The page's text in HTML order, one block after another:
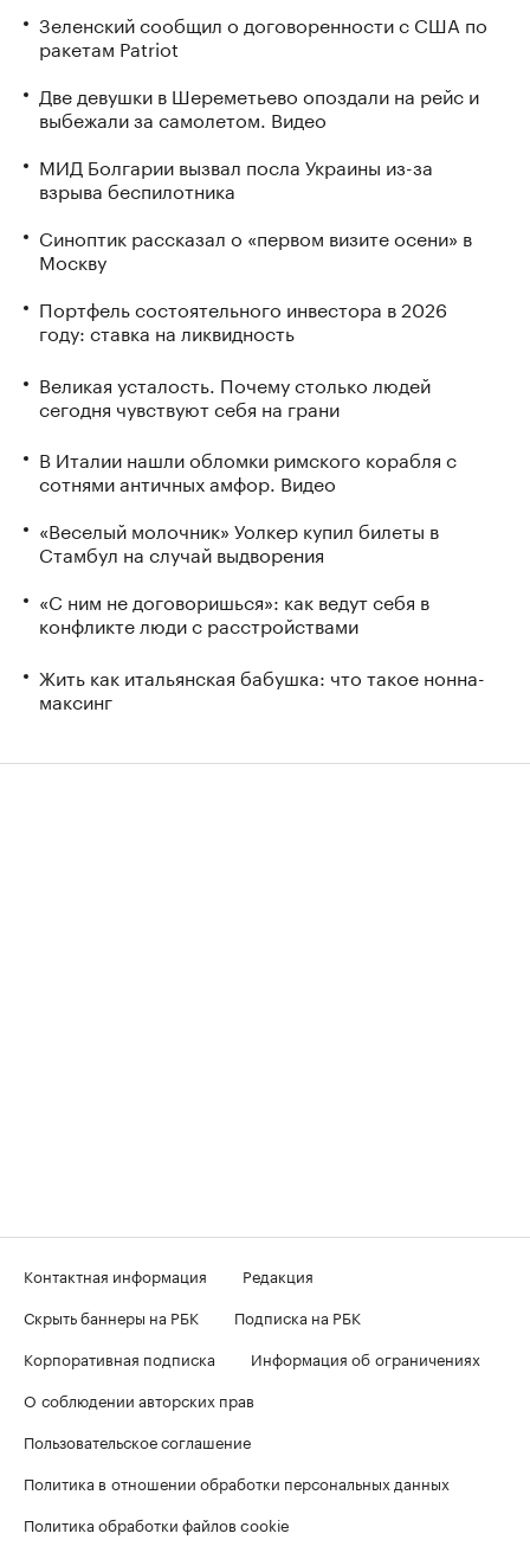
Зеленский сообщил о договоренности с США по
ракетам Patriot
Две девушки в Шереметьево опоздали на рейс и
выбежали за самолетом. Видео
МИД Болгарии вызвал посла Украины из-за
взрыва беспилотника
Синоптик рассказал о «первом визите осени» в
Москву
Портфель состоятельного инвестора в 2026
году: ставка на ликвидность
Великая усталость. Почему столько людей
сегодня чувствуют себя на грани
В Италии нашли обломки римского корабля с
сотнями античных амфор. Видео
«Веселый молочник» Уолкер купил билеты в
Стамбул на случай выдворения
«С ним не договоришься»: как ведут себя в
конфликте люди с расстройствами
Жить как итальянская бабушка: что такое нонна-
максинг
Контактная информация
Редакция
Скрыть баннеры на РБК
Подписка на РБК
Корпоративная подписка
Информация об ограничениях
О соблюдении авторских прав
Пользовательское соглашение
Политика в отношении обработки персональных данных
Политика обработки файлов cookie